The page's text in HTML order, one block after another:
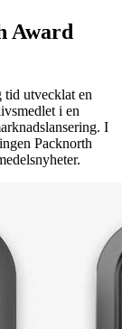
Award
tid utvecklat en
i en
I
Packnorth